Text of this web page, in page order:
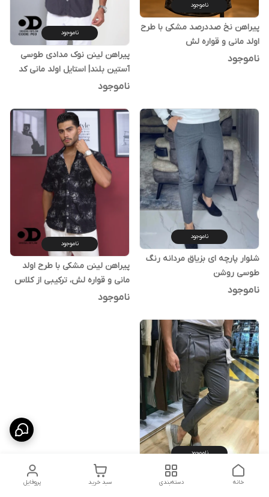
ناموجود
پیراهن نخ صددرصد مشکی با طرح
اولد مانی و قواره لش
ناموجود
ناموجود
پیراهن لینن نوک مدادی طوسی
آستین بلند| استایل اولد مانی کد
P03
ناموجود
ناموجود
شلوار پارچه ای بزیاق مردانه رنگ
طوسی روشن
ناموجود
ناموجود
پیراهن لینن مشکی با طرح اولد
مانی و قواره لش، ترکیبی از کلاس
کلاسیک و راحتی مدرن
ناموجود
ناموجود
شلوار پارچه ای پیله دار
پروفایل سبد خرید دسته‌بندی خانه